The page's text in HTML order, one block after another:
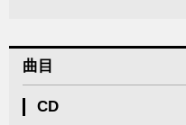
曲目
CD